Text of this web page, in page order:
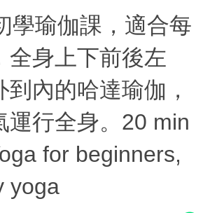
學瑜伽課，適合每
全身上下前後左
到內的哈達瑜伽，
運行全身。20 min
for beginners,
yoga